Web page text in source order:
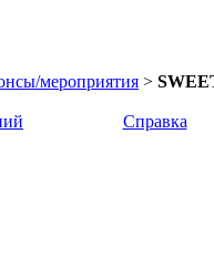
мероприятия >
Справка